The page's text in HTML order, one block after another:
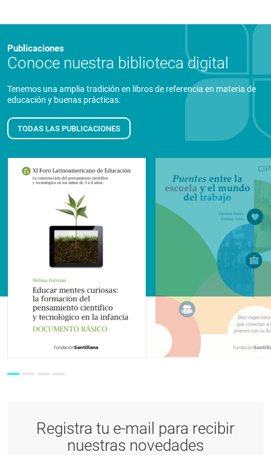
Publicaciones
Conoce nuestra biblioteca digital
Tenemos una amplia tradición en libros de referencia en materia de
educación y buenas prácticas.
TODAS LAS PUBLICACIONES
Registra tu e-mail para recibir
nuestras novedades